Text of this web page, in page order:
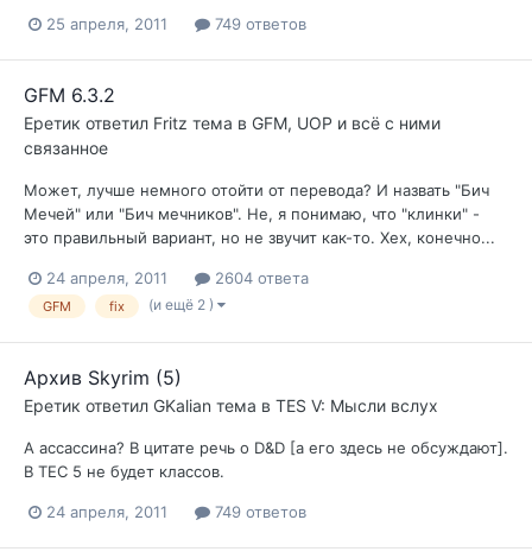
25 апреля, 2011 749 ответов
GFM 6.3.2
Еретик ответил Fritz тема в GFM, UOP и всё с ними
связанное
Может, лучше немного отойти от перевода? И назвать "Бич
Мечей" или "Бич мечников". Не, я понимаю, что "клинки" -
это правильный вариант, но не звучит как-то. Хех, конечно...
24 апреля, 2011 2604 ответа
GFM fix (и ещё 2 )
Архив Skyrim (5)
Еретик ответил GKalian тема в TES V: Мысли вслух
А ассассина? В цитате речь о D&D [а его здесь не обсуждают].
В ТЕС 5 не будет классов.
24 апреля, 2011 749 ответов